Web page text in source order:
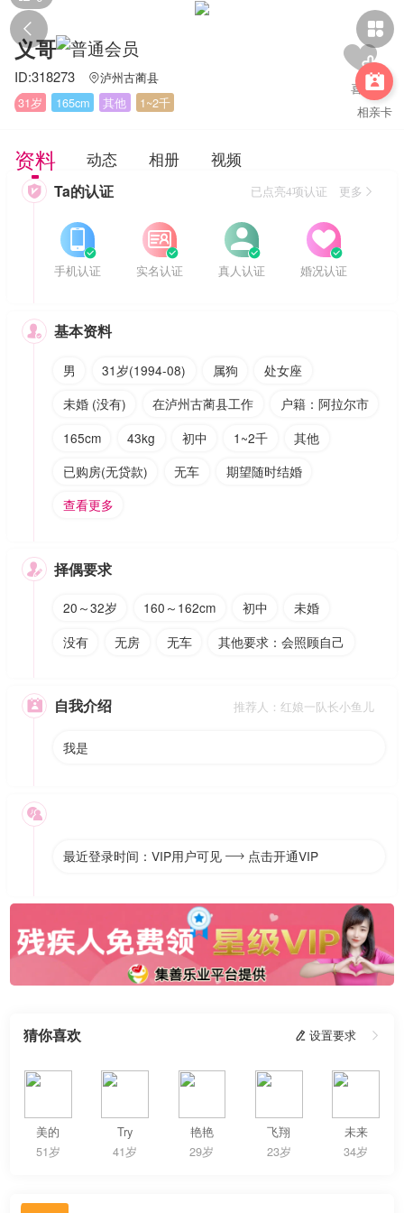
 

相亲卡
义哥
ID:318273 泸州古蔺县
31岁
165cm 其他 1~2千
资料 动态 相册 视频
 Ta的认证 已点亮4项认证 更多


手机认证


实名认证


真人认证


婚况认证
 基本资料
男 31岁(1994-08) 属狗
处女座
未婚 (没有)
在泸州古蔺县工作
户籍：阿拉尔市
165cm
43kg 初中 1~2千
其他
已购房(无贷款)
无车
期望随时结婚
查看更多
 择偶要求
20～32岁 160～162cm 初中
未婚
没有
无房 无车 其他要求：会照顾自己
 自我介绍 推荐人：红娘一队长小鱼儿
我是

最近登录时间：VIP用户可见  点击开通VIP
猜你喜欢  设置要求 
美的
51岁
Try
41岁
艳艳
29岁
飞翔
23岁
未来
34岁